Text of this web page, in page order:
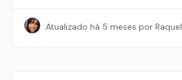
Atualizado há 5 meses por Raquel